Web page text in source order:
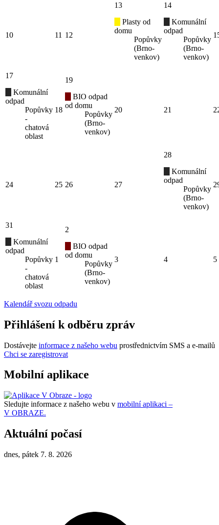
10 11 12
13
Plasty od
domu
Popůvky
(Brno-
venkov)
14
Komunální
odpad
Popůvky
(Brno-
venkov)
17
Komunální
odpad
Popůvky
-
chatová
oblast
18
19
BIO odpad
od domu
Popůvky
(Brno-
venkov)
20 21
24 25 26 27
28
Komunální
odpad
Popůvky
(Brno-
venkov)
31
Komunální
odpad
Popůvky
-
chatová
oblast
1
2
BIO odpad
od domu
Popůvky
(Brno-
venkov)
3 4 5
Kalendář svozu odpadu
Přihlášení k odběru zpráv
Dostávejte informace z našeho webu prostřednictvím SMS a e-mailů
Chci se zaregistrovat
Mobilní aplikace
Sledujte informace z našeho webu v mobilní aplikaci –
V OBRAZE.
Aktuální počasí
dnes, pátek 7. 8. 2026